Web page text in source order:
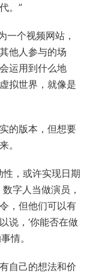
。”
个视频网站，
他人参与的场
运用到什么地
拟世界，就像是
的版本，但想要
。
，或许实现日期
字人当做演员，
，但他们可以有
说，‘你能否在做
情。
自己的想法和价